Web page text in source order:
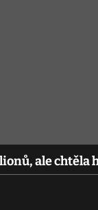
ale chtěla